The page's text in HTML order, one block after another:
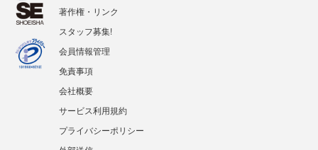
著作権・リンク
スタッフ募集!
会員情報管理
免責事項
会社概要
サービス利用規約
プライバシーポリシー